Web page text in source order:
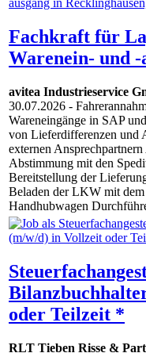
Fachkraft für
Warenein- und -
avitea Industrieservice
30.07.2026 -
Wareneingänge in SAP
von Lieferdifferenzen und
externen
Abstimmung mit den
Bereitstellung der
Beladen der LKW mit
Handhubwagen
oder Teilzeit *
RLT Tieben Risse &